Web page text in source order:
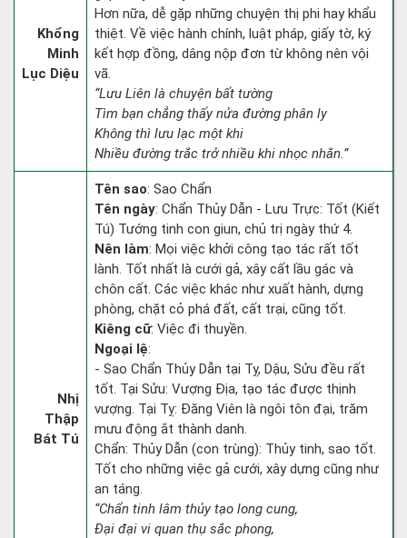
Khổng
Minh
Lục Diệu
Hơn nữa, dễ gặp những chuyện thị phi hay khẩu
thiệt. Về việc hành chính, luật pháp, giấy tờ, ký
kết hợp đồng, dâng nộp đơn từ không nên vội
vã.
“Lưu Liên là chuyện bất tường
Tìm bạn chẳng thấy nửa đường phân ly
Không thì lưu lạc một khi
Nhiều đường trắc trở nhiều khi nhọc nhằn.”
Nhị
Thập
Bát Tú
Tên sao: Sao Chẩn
Tên ngày: Chẩn Thủy Dẫn - Lưu Trực: Tốt (Kiết
Tú) Tướng tinh con giun, chủ trị ngày thứ 4.
Nên làm: Mọi việc khởi công tạo tác rất tốt
lành. Tốt nhất là cưới gả, xây cất lầu gác và
chôn cất. Các việc khác như xuất hành, dựng
phòng, chặt cỏ phá đất, cất trại, cũng tốt.
Kiêng cữ: Việc đi thuyền.
Ngoại lệ:
- Sao Chẩn Thủy Dẫn tại Tỵ, Dậu, Sửu đều rất
tốt. Tại Sửu: Vượng Địa, tạo tác được thịnh
vượng. Tại Tỵ: Đăng Viên là ngôi tôn đại, trăm
mưu động ắt thành danh.
Chẩn: Thủy Dẫn (con trùng): Thủy tinh, sao tốt.
Tốt cho những việc gả cưới, xây dựng cũng như
an táng.
“Chẩn tinh lâm thủy tạo long cung,
Đại đại vi quan thụ sắc phong,